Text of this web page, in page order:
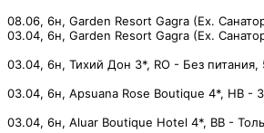
08.06, 6н, Garden Resort Gagra (Ex.
03.04, 6н, Garden Resort Gagra (Ex.
03.04, 6н, Тихий Дон 3*, RO - Без питания,
03.04, 6н, Apsuana Rose Boutique 4*, HB -
03.04, 6н, Aluar Boutique Hotel 4*, BB -